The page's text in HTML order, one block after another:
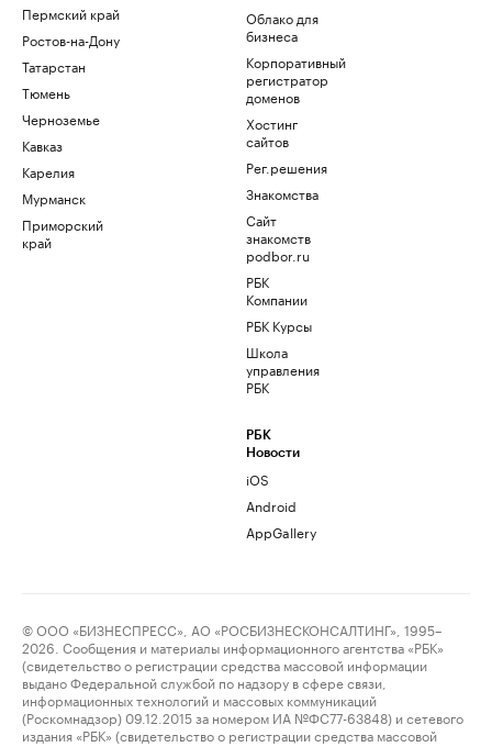
Пермский край
Ростов-на-Дону
Татарстан
Тюмень
Черноземье
Кавказ
Карелия
Мурманск
Приморский
край
Облако для
бизнеса
Корпоративный
регистратор
доменов
Хостинг
сайтов
Рег.решения
Знакомства
Сайт
знакомств
podbor.ru
РБК
Компании
РБК Курсы
Школа
управления
РБК
РБК
Новости
iOS
Android
AppGallery
© ООО «БИЗНЕСПРЕСС», АО «РОСБИЗНЕСКОНСАЛТИНГ», 1995–
2026. Сообщения и материалы информационного агентства «РБК»
(свидетельство о регистрации средства массовой информации
выдано Федеральной службой по надзору в сфере связи,
информационных технологий и массовых коммуникаций
(Роскомнадзор) 09.12.2015 за номером ИА №ФС77-63848) и сетевого
издания «РБК» (свидетельство о регистрации средства массовой